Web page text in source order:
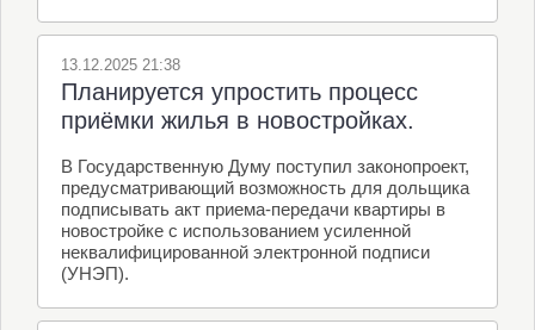
13.12.2025 21:38
Планируется упростить процесс
приёмки жилья в новостройках.
В Государственную Думу поступил законопроект,
предусматривающий возможность для дольщика
подписывать акт приема-передачи квартиры в
новостройке с использованием усиленной
неквалифицированной электронной подписи
(УНЭП).